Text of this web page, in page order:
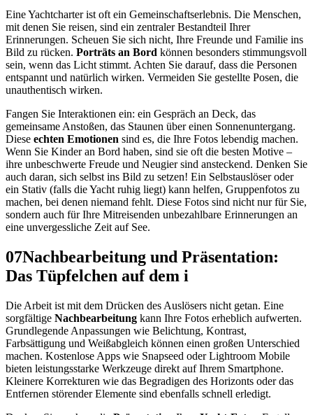
Eine Yachtcharter ist oft ein Gemeinschaftserlebnis. Die Menschen,
mit denen Sie reisen, sind ein zentraler Bestandteil Ihrer
Erinnerungen. Scheuen Sie sich nicht, Ihre Freunde und Familie ins
Bild zu rücken. Porträts an Bord können besonders stimmungsvoll
sein, wenn das Licht stimmt. Achten Sie darauf, dass die Personen
entspannt und natürlich wirken. Vermeiden Sie gestellte Posen, die
unauthentisch wirken.
Fangen Sie Interaktionen ein: ein Gespräch an Deck, das
gemeinsame Anstoßen, das Staunen über einen Sonnenuntergang.
Diese echten Emotionen sind es, die Ihre Fotos lebendig machen.
Wenn Sie Kinder an Bord haben, sind sie oft die besten Motive –
ihre unbeschwerte Freude und Neugier sind ansteckend. Denken Sie
auch daran, sich selbst ins Bild zu setzen! Ein Selbstauslöser oder
ein Stativ (falls die Yacht ruhig liegt) kann helfen, Gruppenfotos zu
machen, bei denen niemand fehlt. Diese Fotos sind nicht nur für Sie,
sondern auch für Ihre Mitreisenden unbezahlbare Erinnerungen an
eine unvergessliche Zeit auf See.
07Nachbearbeitung und Präsentation:
Das Tüpfelchen auf dem i
Die Arbeit ist mit dem Drücken des Auslösers nicht getan. Eine
sorgfältige Nachbearbeitung kann Ihre Fotos erheblich aufwerten.
Grundlegende Anpassungen wie Belichtung, Kontrast,
Farbsättigung und Weißabgleich können einen großen Unterschied
machen. Kostenlose Apps wie Snapseed oder Lightroom Mobile
bieten leistungsstarke Werkzeuge direkt auf Ihrem Smartphone.
Kleinere Korrekturen wie das Begradigen des Horizonts oder das
Entfernen störender Elemente sind ebenfalls schnell erledigt.